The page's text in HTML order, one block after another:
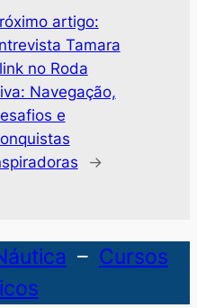
artigo:
Tamara
no Roda
Navegação,
e
→
– Cursos